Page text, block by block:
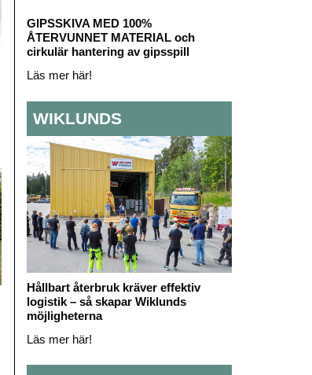
GIPSSKIVA MED 100%
ÅTERVUNNET MATERIAL och
cirkulär hantering av gipsspill
Läs mer här!
WIKLUNDS
Hållbart återbruk kräver effektiv
logistik – så skapar Wiklunds
möjligheterna
Läs mer här!